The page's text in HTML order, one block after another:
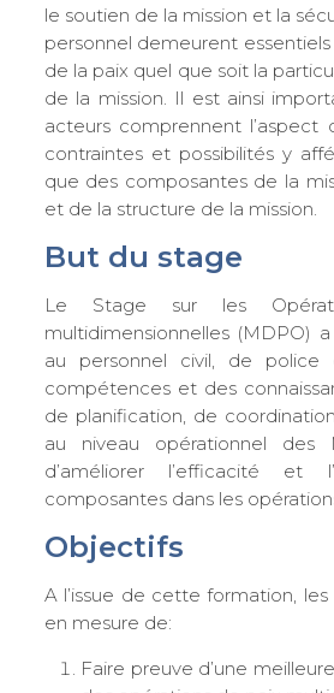
le soutien de la mission et la
personnel demeurent
de la paix quel que soit la
de la mission. Il est ainsi
acteurs comprennent l’aspect
contraintes et possibilités y
que des composantes de la
et de la structure de la mission.
But du stage
Le Stage sur les
multidimensionnelles (MDPO)
au personnel civil, de police
compétences et des
de planification, de
au niveau opérationnel des
d’améliorer l’efficacité et
composantes dans les
Objectifs
A l’issue de cette formation,
en mesure de:
Faire preuve d’une